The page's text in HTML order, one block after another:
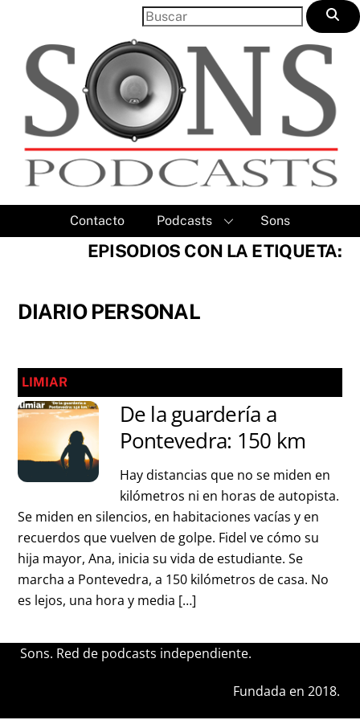
content
Contacto Podcasts Sons
EPISODIOS CON LA ETIQUETA:
DIARIO PERSONAL
LIMIAR
De la guardería a
Pontevedra: 150 km
Hay distancias que no se miden en
kilómetros ni en horas de autopista.
Se miden en silencios, en habitaciones vacías y en
recuerdos que vuelven de golpe. Fidel ve cómo su
hija mayor, Ana, inicia su vida de estudiante. Se
marcha a Pontevedra, a 150 kilómetros de casa. No
es lejos, una hora y media […]
Sons. Red de podcasts independiente.
Fundada en 2018.